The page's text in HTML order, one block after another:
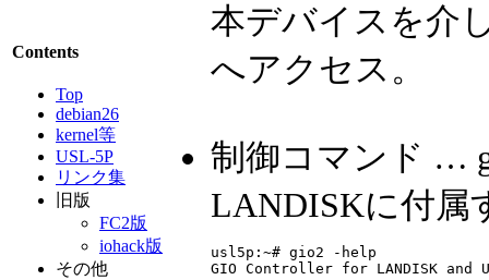
Contents
Top
debian26
kernel等
USL-5P
リンク集
旧版
FC2版
iohack版
その他
本デバイスを介
へアクセス。
制御コマンド …
LANDISKに付属
usl5p:~# gio2 -help
GIO Controller for LANDISK and